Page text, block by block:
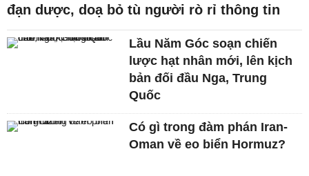
đạn dược, doạ bỏ tù người rò rỉ thông tin
Lầu Năm Góc soạn chiến
lược hạt nhân mới, lên kịch
bản đối đầu Nga, Trung
Quốc
Có gì trong đàm phán Iran-
Oman về eo biển Hormuz?